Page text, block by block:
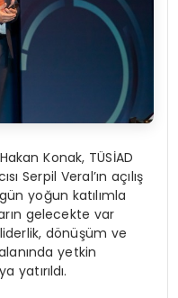
Konak, TÜSİAD
Serpil Veral’ın açılış
yoğun katılımla
gelecekte var
dönüşüm ve
yetkin
yatırıldı.